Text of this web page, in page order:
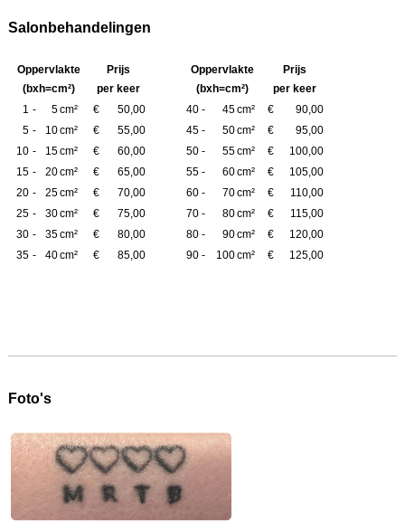
Salonbehandelingen
Oppervlakte
(bxh=cm²)
Prijs
per keer
Oppervlakte
(bxh=cm²)
Prijs
per keer
1 - 5cm² € 50,00 40 - 45cm² €
90,00
5 - 10cm² € 55,00 45 - 50cm² €
95,00
10 - 15cm² € 60,00 50 - 55cm² €
100,00
15 - 20cm² € 65,00 55 - 60cm² €
105,00
20 - 25cm² € 70,00 60 - 70cm² €
110,00
25 - 30cm² € 75,00 70 - 80cm² €
115,00
30 - 35cm² € 80,00 80 - 90cm² €
120,00
35 - 40cm² € 85,00 90 - 100cm² € 125,00
Foto's